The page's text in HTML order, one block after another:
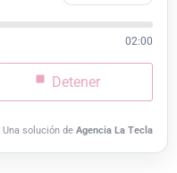
02:00
Detener
Una solución de Agencia La Tecla